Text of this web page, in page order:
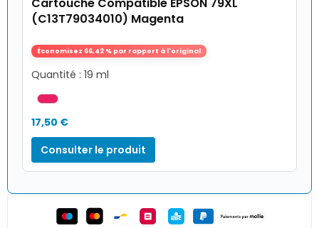
Cartouche Compatible EPSON 79XL
(C13T79034010) Magenta
Économisez 66,42 % par rapport à l'original
Quantité : 19 ml
17,50 €
Consulter le produit